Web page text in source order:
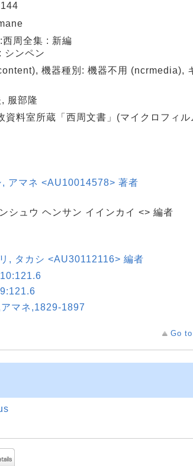
周全集 : 新編
シンペン
機器種別: 機器不用 (ncrmedia),
服部隆
資料室所蔵「西周文書」(マイクロフィル
アマネ <AU10014578> 著者
シュウ ヘンサン イインカイ <> 編者
, タカシ <AU30112116> 編者
マネ,1829-1897
Go